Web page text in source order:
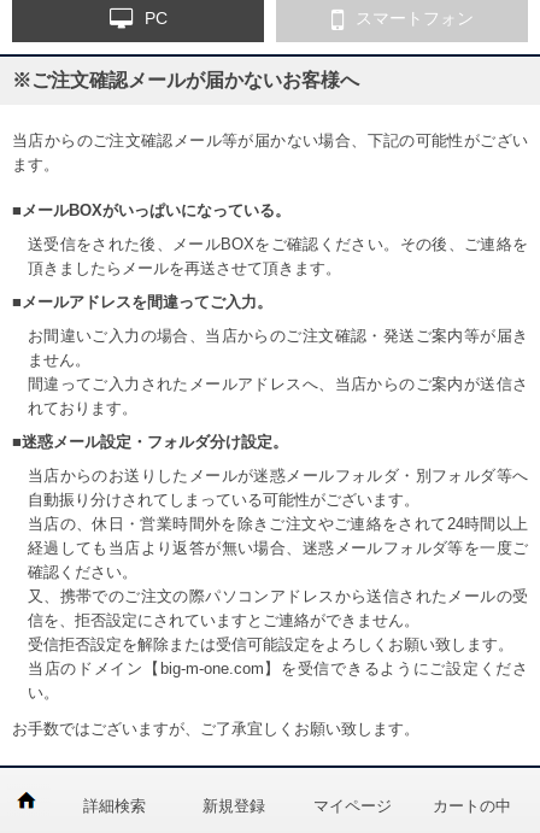
PC スマートフォン
※ご注文確認メールが届かないお客様へ
当店からのご注文確認メール等が届かない場合、下記の可能性がござい
ます。
■メールBOXがいっぱいになっている。
送受信をされた後、メールBOXをご確認ください。その後、ご連絡を
頂きましたらメールを再送させて頂きます。
■メールアドレスを間違ってご入力。
お間違いご入力の場合、当店からのご注文確認・発送ご案内等が届き
ません。
間違ってご入力されたメールアドレスへ、当店からのご案内が送信さ
れております。
■迷惑メール設定・フォルダ分け設定。
当店からのお送りしたメールが迷惑メールフォルダ・別フォルダ等へ
自動振り分けされてしまっている可能性がございます。
当店の、休日・営業時間外を除きご注文やご連絡をされて24時間以上
経過しても当店より返答が無い場合、迷惑メールフォルダ等を一度ご
確認ください。
又、携帯でのご注文の際パソコンアドレスから送信されたメールの受
信を、拒否設定にされていますとご連絡ができません。
受信拒否設定を解除または受信可能設定をよろしくお願い致します。
当店のドメイン【big-m-one.com】を受信できるようにご設定くださ
い。
お手数ではございますが、ご了承宜しくお願い致します。
詳細検索 新規登録 マイページ カートの中